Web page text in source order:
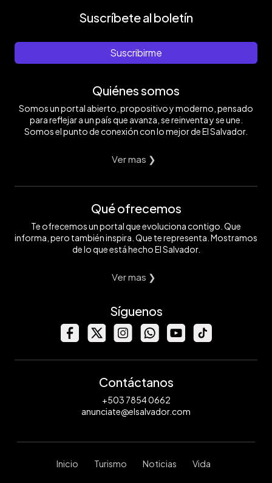
Suscríbete al boletín
Suscribirme
Quiénes somos
Somos un portal abierto, propositivo y moderno, pensado
para reflejar a un país que avanza, se reinventa y se une.
Somos el punto de conexión con lo mejor de El Salvador.
Ver mas ❯
Qué ofrecemos
Te ofrecemos un portal que evoluciona contigo. Que
informa, pero también inspira. Que te representa. Mostramos
de lo que está hecho El Salvador.
Ver mas ❯
Síguenos
Contáctanos
+503 7854 0662
anunciate@elsalvador.com
Inicio Turismo Noticias Vida